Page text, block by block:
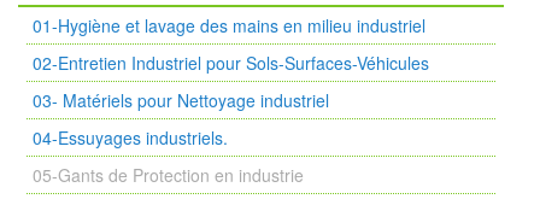
01-Hygiène et lavage des mains en milieu industriel
02-Entretien Industriel pour Sols-Surfaces-Véhicules
03- Matériels pour Nettoyage industriel
04-Essuyages industriels.
05-Gants de Protection en industrie